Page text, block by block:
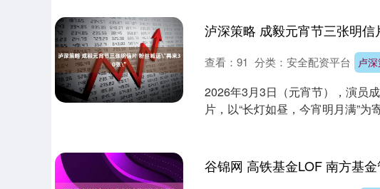
泸深策略 成毅元宵节三张明信
卢
查看： 91 分类： 安全配资平台
2026年3月3日（元宵节），演员
片，以“长灯如昼，今宵明月满”